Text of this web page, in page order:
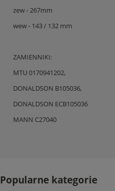
zew - 267mm
wew - 143 / 132 mm
ZAMIENNIKI:
MTU 0170941202,
DONALDSON B105036,
DONALDSON ECB105036
MANN C27040
Popularne kategorie